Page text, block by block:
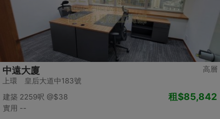
高層
中遠大廈
上環 皇后大道中183號
建築 2259呎 @$38
實用 --
租$85,842